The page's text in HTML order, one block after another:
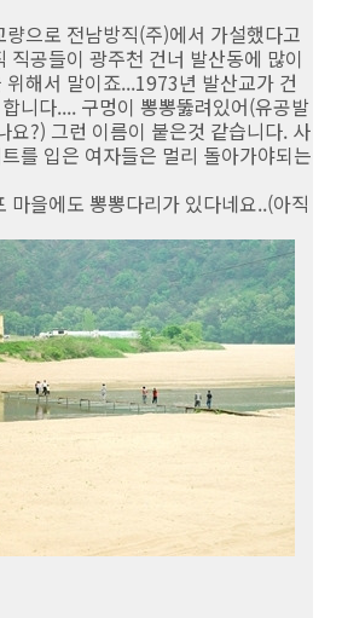
으로 전남방직(주)에서 가설했다고
직공들이 광주천 건너 발산동에 많이
해서 말이죠...1973년 발산교가 건
니다.... 구멍이 뽕뽕뚫려있어(유공발
요?) 그런 이름이 붙은것 같습니다. 사
를 입은 여자들은 멀리 돌아가야되는
마을에도 뽕뽕다리가 있다네요..(아직